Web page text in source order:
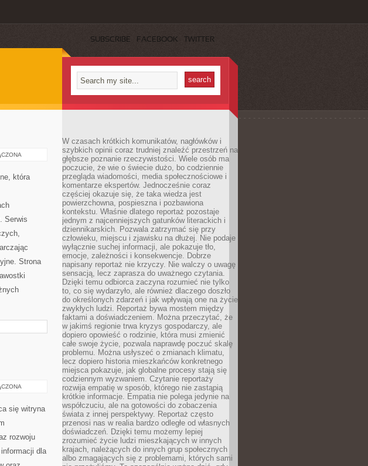
SUBSCRIBE FACEBOOK TWITTER
która
Serwis
Strona
się witryna
rozwoju
informacji dla
W czasach krótkich komunikatów, nagłówków i
szybkich opinii coraz trudniej znaleźć przestrzeń na
głębsze poznanie rzeczywistości. Wiele osób ma
poczucie, że wie o świecie dużo, bo codziennie
przegląda wiadomości, media społecznościowe i
komentarze ekspertów. Jednocześnie coraz
częściej okazuje się, że taka wiedza jest
powierzchowna, pospieszna i pozbawiona
kontekstu. Właśnie dlatego reportaż pozostaje
jednym z najcenniejszych gatunków literackich i
dziennikarskich. Pozwala zatrzymać się przy
człowieku, miejscu i zjawisku na dłużej. Nie podaje
wyłącznie suchej informacji, ale pokazuje tło,
emocje, zależności i konsekwencje. Dobrze
napisany reportaż nie krzyczy. Nie walczy o uwagę
sensacją, lecz zaprasza do uważnego czytania.
Dzięki temu odbiorca zaczyna rozumieć nie tylko
to, co się wydarzyło, ale również dlaczego doszło
do określonych zdarzeń i jak wpływają one na życie
zwykłych ludzi. Reportaż bywa mostem między
faktami a doświadczeniem. Można przeczytać, że
w jakimś regionie trwa kryzys gospodarczy, ale
dopiero opowieść o rodzinie, która musi zmienić
całe swoje życie, pozwala naprawdę poczuć skalę
problemu. Można usłyszeć o zmianach klimatu,
lecz dopiero historia mieszkańców konkretnego
miejsca pokazuje, jak globalne procesy stają się
codziennym wyzwaniem. Czytanie reportaży
rozwija empatię w sposób, którego nie zastąpią
krótkie informacje. Empatia nie polega jedynie na
współczuciu, ale na gotowości do zobaczenia
świata z innej perspektywy. Reportaż często
przenosi nas w realia bardzo odległe od własnych
doświadczeń. Dzięki temu możemy lepiej
zrozumieć życie ludzi mieszkających w innych
krajach, należących do innych grup społecznych
albo zmagających się z problemami, których sami